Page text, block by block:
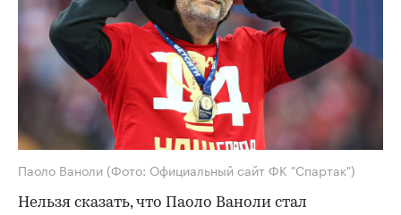
Паоло Ваноли (Фото: Официальный сайт ФК "Спартак")
Нельзя сказать, что Паоло Ваноли стал